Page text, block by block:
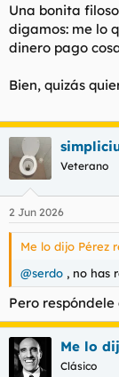
Una bonita
digamos: me lo
dinero pago
Bien, quizás
Veterano
2 Jun 2026
Me lo dijo Pérez
@serdo , no has
Pero respóndele
Me lo
Clásico